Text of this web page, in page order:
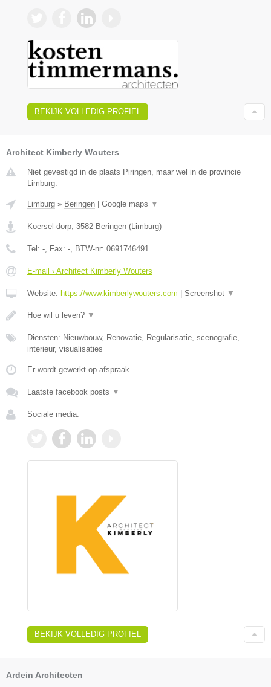
BEKIJK VOLLEDIG PROFIEL
Architect Kimberly Wouters
Niet gevestigd in de plaats Piringen, maar wel in de provincie
Limburg.
Limburg » Beringen Google maps ▼
Koersel-dorp, 3582 Beringen (Limburg)
Tel: -, Fax: -, BTW-nr: 0691746491
E-mail › Architect Kimberly Wouters
Website: https://www.kimberlywouters.com Screenshot ▼
Hoe wil u leven? ▼
Diensten: Nieuwbouw, Renovatie, Regularisatie, scenografie,
interieur, visualisaties
Er wordt gewerkt op afspraak.
Laatste facebook posts ▼
Sociale media:
BEKIJK VOLLEDIG PROFIEL
Ardein Architecten